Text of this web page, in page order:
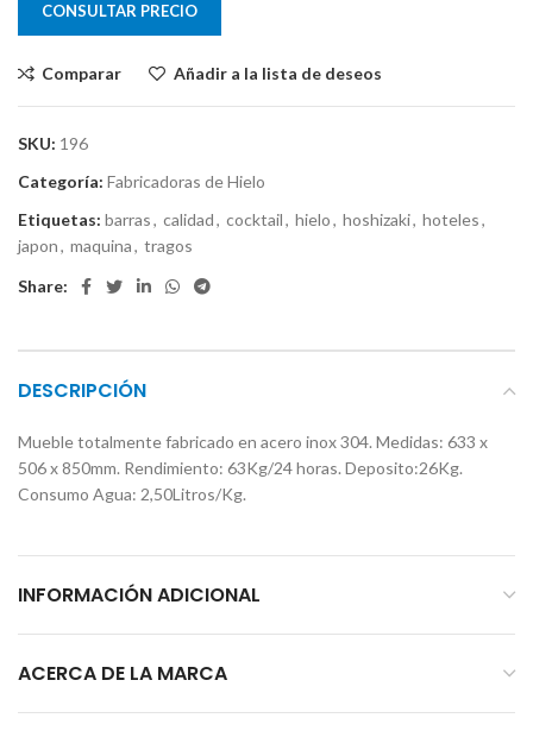
CONSULTAR PRECIO
Comparar Añadir a la lista de deseos
SKU: 196
Categoría: Fabricadoras de Hielo
Etiquetas: barras, calidad, cocktail, hielo, hoshizaki, hoteles,
japon, maquina, tragos
Share:
DESCRIPCIÓN
Mueble totalmente fabricado en acero inox 304. Medidas: 633 x
506 x 850mm. Rendimiento: 63Kg/24 horas. Deposito:26Kg.
Consumo Agua: 2,50Litros/Kg.
INFORMACIÓN ADICIONAL
ACERCA DE LA MARCA